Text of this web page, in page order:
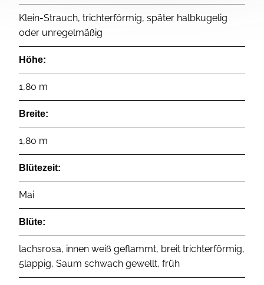
Klein-Strauch, trichterförmig, später halbkugelig
oder unregelmäßig
Höhe:
1,80 m
Breite:
1,80 m
Blütezeit:
Mai
Blüte:
lachsrosa, innen weiß geflammt, breit trichterförmig,
5lappig, Saum schwach gewellt, früh